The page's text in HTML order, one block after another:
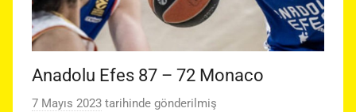
Anadolu Efes 87 – 72 Monaco
7 Mayıs 2023 tarihinde gönderilmiş